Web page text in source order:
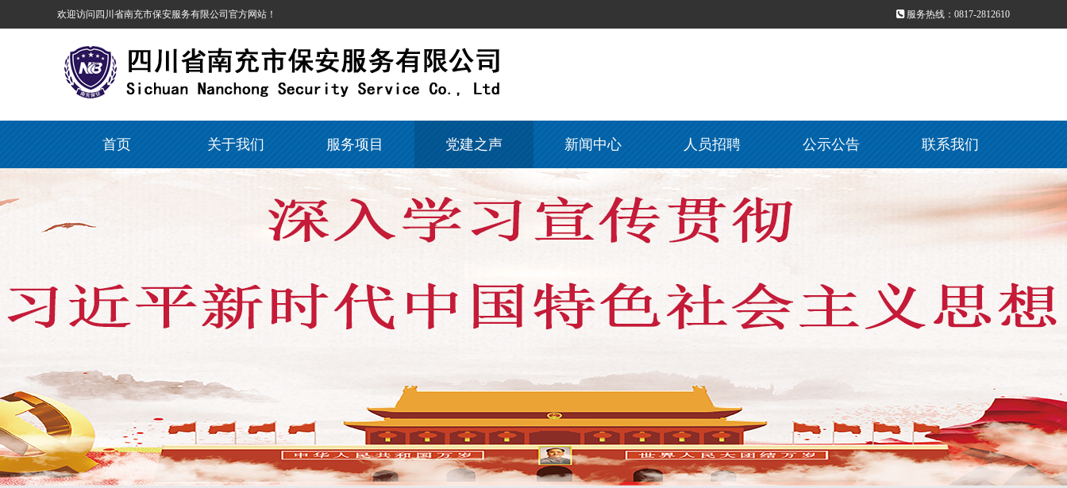
服务热线：0817-2812610
欢迎访问四川省南充市保安服务有限公司官方网站！
首页 关于我们 服务项目 党建之声 新闻中心 人员招聘 公示公告 联系我们